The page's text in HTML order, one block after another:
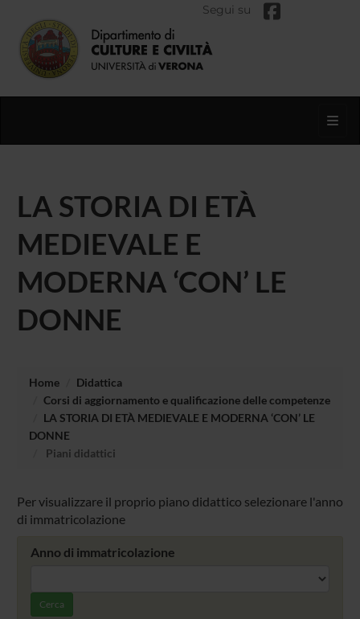
Segui su
LA STORIA DI ETÀ
MEDIEVALE E
MODERNA ‘CON’ LE
DONNE
Home
Didattica
Corsi di aggiornamento e qualificazione delle competenze
LA STORIA DI ETÀ MEDIEVALE E MODERNA ‘CON’ LE
DONNE
Piani didattici
Per visualizzare il proprio piano didattico selezionare l'anno
di immatricolazione
Anno di immatricolazione
Cerca